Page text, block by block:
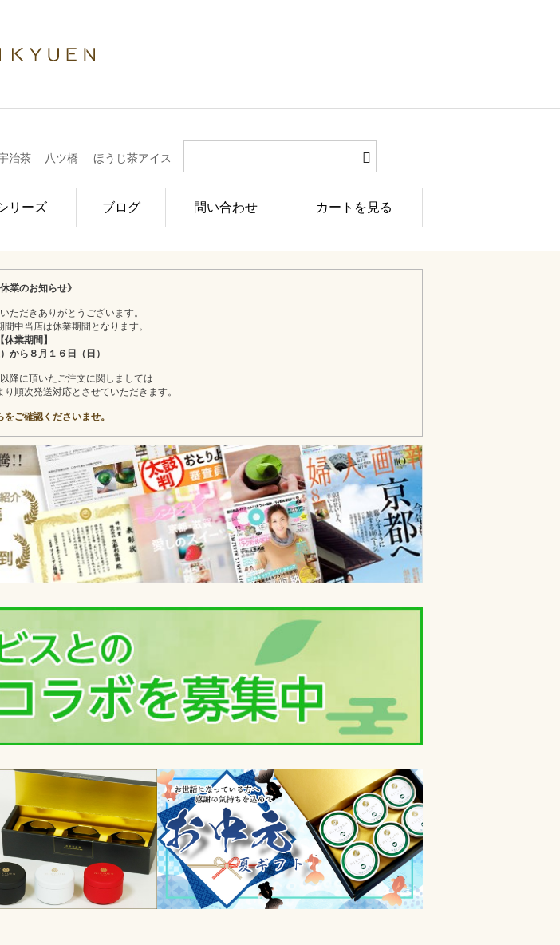
治茶 八ツ橋 ほうじ茶アイス
リーズ ブログ 問い合わせ カートを見る
休業のお知らせ》
ただきありがとうございます。
中当店は休業期間となります。
【休業期間】
から８月１６日（日）
降に頂いたご注文に関しましては
順次発送対応とさせていただきます。
ご確認くださいませ。